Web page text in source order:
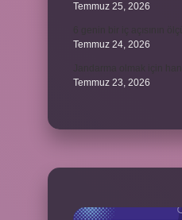
Temmuz 25, 2026
Temmuz 24, 2026
Temmuz 23, 2026